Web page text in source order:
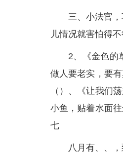
三、小法官，
儿情况就害怕得
2、《金色的
做人要老实，要
（）、《让我们
小鱼，贴着水面
七
八月有、、